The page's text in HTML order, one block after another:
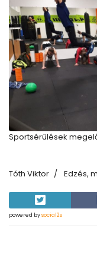
Sportsérülések
Tóth Viktor Edzés,
powered bysocial2s